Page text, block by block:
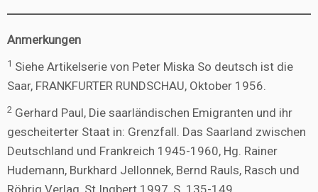
Anmerkungen
1 Siehe Artikelserie von Peter Miska So deutsch ist die
Saar, FRANKFURTER RUNDSCHAU, Oktober 1956.
2 Gerhard Paul, Die saarländischen Emigranten und ihr
gescheiterter Staat in: Grenzfall. Das Saarland zwischen
Deutschland und Frankreich 1945-1960, Hg. Rainer
Hudemann, Burkhard Jellonnek, Bernd Rauls, Rasch und